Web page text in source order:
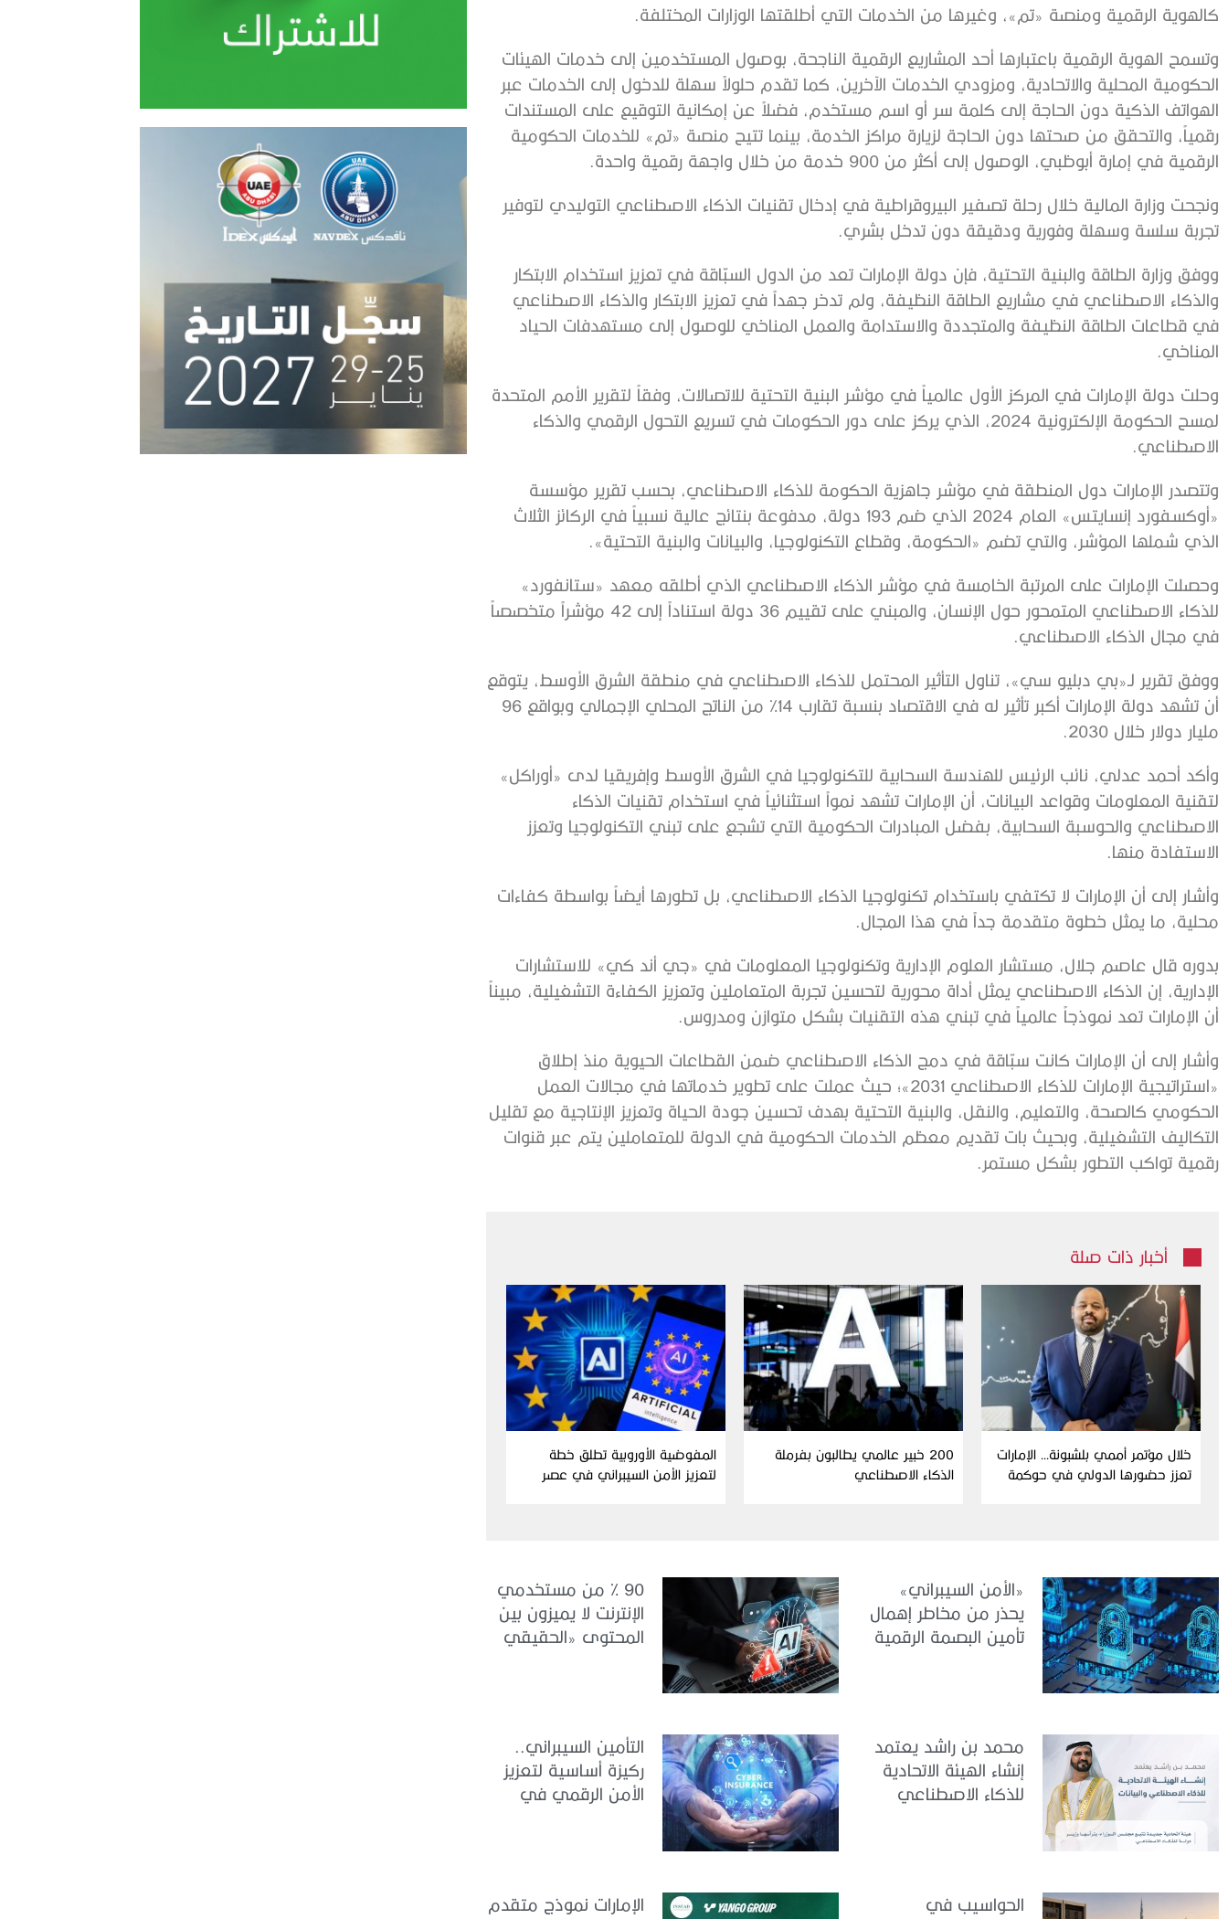
كالهوية الرقمية ومنصة «تم»، وغيرها من الخدمات التي أطلقتها الوزارات المختلفة.
وتسمح الهوية الرقمية باعتبارها أحد المشاريع الرقمية الناجحة، بوصول المستخدمين إلى خدمات الهيئات
الحكومية المحلية والاتحادية، ومزودي الخدمات الآخرين، كما تقدم حلولاً سهلة للدخول إلى الخدمات عبر
الهواتف الذكية دون الحاجة إلى كلمة سر أو اسم مستخدم، فضلاً عن إمكانية التوقيع على المستندات
رقمياً، والتحقق من صحتها دون الحاجة لزيارة مراكز الخدمة، بينما تتيح منصة «تم» للخدمات الحكومية
الرقمية في إمارة أبوظبي، الوصول إلى أكثر من 900 خدمة من خلال واجهة رقمية واحدة.
ونجحت وزارة المالية خلال رحلة تصفير البيروقراطية في إدخال تقنيات الذكاء الاصطناعي التوليدي لتوفير
تجربة سلسة وسهلة وفورية ودقيقة دون تدخل بشري.
ووفق وزارة الطاقة والبنية التحتية، فإن دولة الإمارات تعد من الدول السبّاقة في تعزيز استخدام الابتكار
والذكاء الاصطناعي في مشاريع الطاقة النظيفة، ولم تدخر جهداً في تعزيز الابتكار والذكاء الاصطناعي
في قطاعات الطاقة النظيفة والمتجددة والاستدامة والعمل المناخي للوصول إلى مستهدفات الحياد
المناخي.
وحلت دولة الإمارات في المركز الأول عالمياً في مؤشر البنية التحتية للاتصالات، وفقاً لتقرير الأمم المتحدة
لمسح الحكومة الإلكترونية 2024، الذي يركز على دور الحكومات في تسريع التحول الرقمي والذكاء
الاصطناعي.
وتتصدر الإمارات دول المنطقة في مؤشر جاهزية الحكومة للذكاء الاصطناعي، بحسب تقرير مؤسسة
«أوكسفورد إنسايتس» العام 2024 الذي ضم 193 دولة، مدفوعة بنتائج عالية نسبياً في الركائز الثلاث
الذي شملها المؤشر، والتي تضم «الحكومة، وقطاع التكنولوجيا، والبيانات والبنية التحتية».
وحصلت الإمارات على المرتبة الخامسة في مؤشر الذكاء الاصطناعي الذي أطلقه معهد «ستانفورد»
للذكاء الاصطناعي المتمحور حول الإنسان، والمبني على تقييم 36 دولة استناداً إلى 42 مؤشراً متخصصاً
في مجال الذكاء الاصطناعي.
ووفق تقرير لـ«بي دبليو سي»، تناول التأثير المحتمل للذكاء الاصطناعي في منطقة الشرق الأوسط، يتوقع
أن تشهد دولة الإمارات أكبر تأثير له في الاقتصاد بنسبة تقارب 14% من الناتج المحلي الإجمالي وبواقع 96
مليار دولار خلال 2030.
وأكد أحمد عدلي، نائب الرئيس للهندسة السحابية للتكنولوجيا في الشرق الأوسط وإفريقيا لدى «أوراكل»
لتقنية المعلومات وقواعد البيانات، أن الإمارات تشهد نمواً استثنائياً في استخدام تقنيات الذكاء
الاصطناعي والحوسبة السحابية، بفضل المبادرات الحكومية التي تشجع على تبني التكنولوجيا وتعزز
الاستفادة منها.
وأشار إلى أن الإمارات لا تكتفي باستخدام تكنولوجيا الذكاء الاصطناعي، بل تطورها أيضاً بواسطة كفاءات
محلية، ما يمثل خطوة متقدمة جداً في هذا المجال.
بدوره قال عاصم جلال، مستشار العلوم الإدارية وتكنولوجيا المعلومات في «جي أند كي» للاستشارات
الإدارية، إن الذكاء الاصطناعي يمثل أداة محورية لتحسين تجربة المتعاملين وتعزيز الكفاءة التشغيلية، مبيناً
أن الإمارات تعد نموذجاً عالمياً في تبني هذه التقنيات بشكل متوازن ومدروس.
وأشار إلى أن الإمارات كانت سبّاقة في دمج الذكاء الاصطناعي ضمن القطاعات الحيوية منذ إطلاق
«استراتيجية الإمارات للذكاء الاصطناعي 2031»؛ حيث عملت على تطوير خدماتها في مجالات العمل
الحكومي كالصحة، والتعليم، والنقل، والبنية التحتية بهدف تحسين جودة الحياة وتعزيز الإنتاجية مع تقليل
التكاليف التشغيلية، وبحيث بات تقديم معظم الخدمات الحكومية في الدولة للمتعاملين يتم عبر قنوات
رقمية تواكب التطور بشكل مستمر.
أخبار ذات صلة
خلال مؤتمر أممي بلشبونة… الإمارات
تعزز حضورها الدولي في حوكمة
200 خبير عالمي يطالبون بفرملة
الذكاء الاصطناعي
المفوضية الأوروبية تطلق خطة
لتعزيز الأمن السيبراني في عصر
«الأمن السيبراني»
يحذر من مخاطر إهمال
تأمين البصمة الرقمية
90 % من مستخدمي
الإنترنت لا يميزون بين
المحتوى «الحقيقي
محمد بن راشد يعتمد
إنشاء الهيئة الاتحادية
للذكاء الاصطناعي
التأمين السيبراني..
ركيزة أساسية لتعزيز
الأمن الرقمي في
الحواسيب في
الإمارات نموذج متقدم